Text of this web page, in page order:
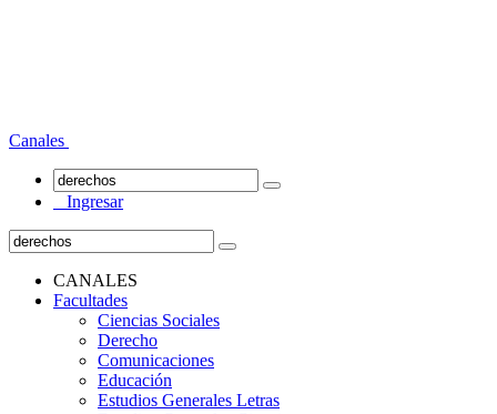
Canales
Ingresar
CANALES
Facultades
Ciencias Sociales
Derecho
Comunicaciones
Educación
Estudios Generales Letras